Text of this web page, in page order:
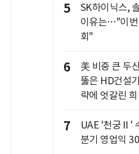
5
SK하이닉스,
이유는…"이번
회"
6
美 비중 큰 두
뚫은 HD건설
략에 엇갈린 희
7
UAE '천궁Ⅱ'
분기 영업익